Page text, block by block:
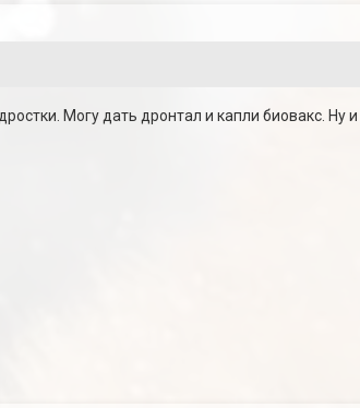
Могу дать дронтал и капли биовакс. Ну